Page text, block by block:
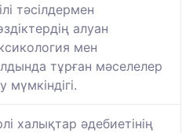
тәсілдермен
алуан
мен
тұрған мәселелер
халықтар әдебиетінің